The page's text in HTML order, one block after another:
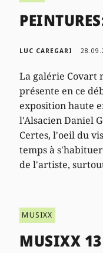
LUC CAREGARI
La galérie Covart
présente en ce
exposition haute
l'Alsacien Daniel
Certes, l'oeil du
temps à
de l'artiste,
MUSIXX
MUSIXX 13